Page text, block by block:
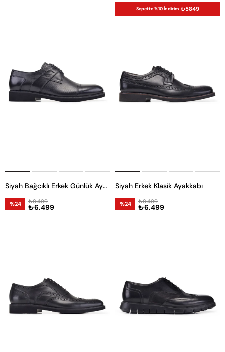
Sepette %10 İndirim ₺5849
Siyah Bağcıklı Erkek Günlük Ayakkabı
%24 ₺6.499
₺8.499
Siyah Erkek Klasik Ayakkabı
%24 ₺6.499
₺8.499